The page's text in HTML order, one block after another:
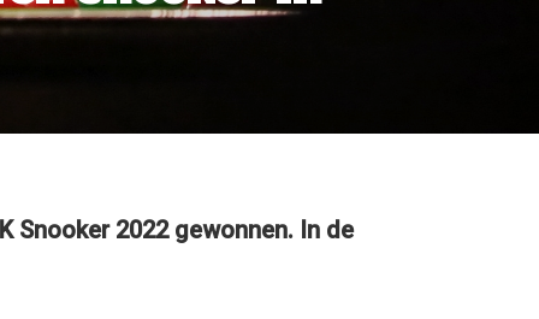
Snooker 2022 gewonnen. In de